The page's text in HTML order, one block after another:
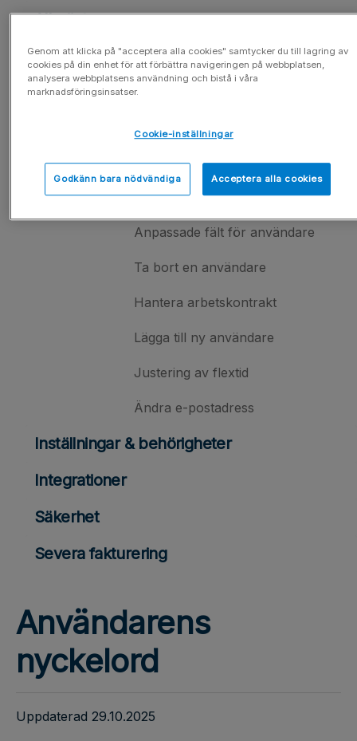
Allmänt
Användarhantering
Användarhantering
Aktivera en användare
Användarens nyckelord
Användarhantering
Anpassade fält för användare
Ta bort en användare
Hantera arbetskontrakt
Lägga till ny användare
Justering av flextid
Ändra e-postadress
Inställningar & behörigheter
Integrationer
Säkerhet
Severa fakturering
Användarens
nyckelord
Uppdaterad 29.10.2025
Genom att klicka på "acceptera alla cookies" samtycker du till lagring av
cookies på din enhet för att förbättra navigeringen på webbplatsen,
analysera webbplatsens användning och bistå i våra
marknadsföringsinsatser.
Cookie-inställningar
Godkänn bara nödvändiga Acceptera alla cookies